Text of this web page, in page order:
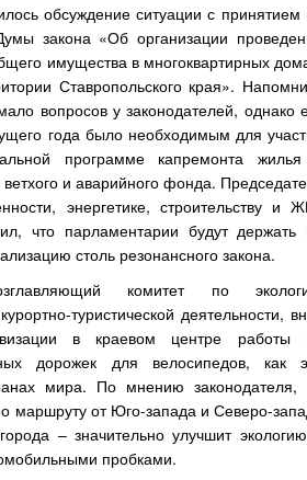
обсуждение ситуации с принятием
закона «Об организации
имущества в многоквартирных
Ставропольского края».
вопросов у законодателей, однако
года было необходимым для
программе капремонта
и аварийного фонда.
энергетике, строительству и
что парламентарии будут держать
столь резонансного закона.
комитет по
туристической деятельности,
в краевом центре работы
дорожек для велосипедов, как
мира. По мнению законодателя,
маршруту от Юго-запада и Северо-
– значительно улучшит
пробками.